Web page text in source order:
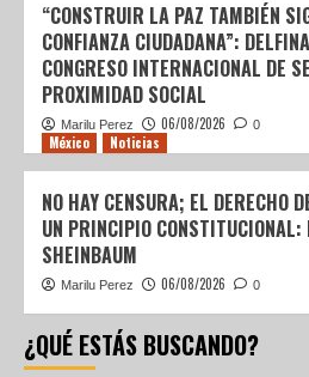
“CONSTRUIR LA PAZ TAMBIÉN
CONFIANZA CIUDADANA”:
CONGRESO INTERNACIONAL DE
PROXIMIDAD SOCIAL
Marilu Perez 06/08/2026 0
México Noticias
NO HAY CENSURA; EL DERECHO
UN PRINCIPIO
SHEINBAUM
Marilu Perez 06/08/2026 0
¿QUÉ ESTÁS BUSCANDO?